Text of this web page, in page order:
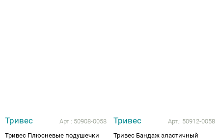
Тривес Арт.: 50908-0058
Тривес Плюсневые подушечки
Тривес Арт.: 50912-0058
Тривес Бандаж эластичный